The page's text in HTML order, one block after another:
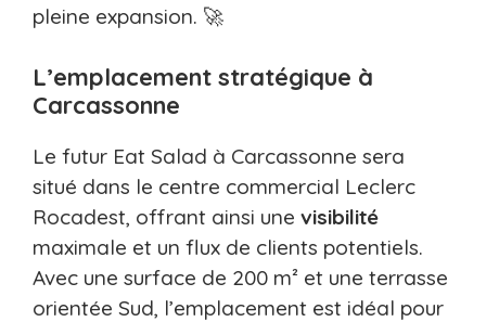
pleine expansion. 🚀
L’emplacement stratégique à
Carcassonne
Le futur Eat Salad à Carcassonne sera
situé dans le centre commercial Leclerc
Rocadest, offrant ainsi une visibilité
maximale et un flux de clients potentiels.
Avec une surface de 200 m² et une terrasse
orientée Sud, l’emplacement est idéal pour